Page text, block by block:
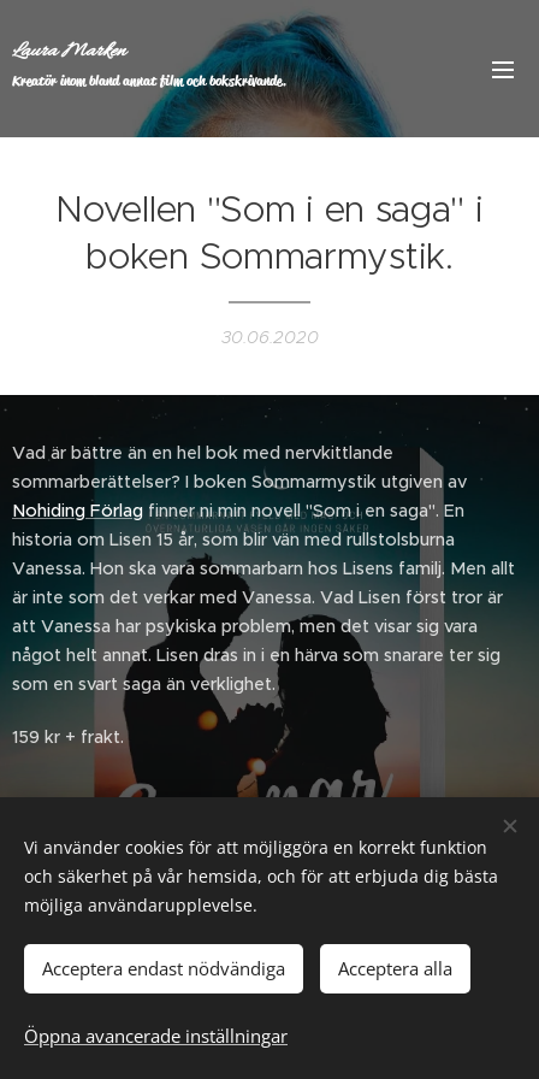
Laura Marken
Kreatör inom bland annat film och bokskrivande.
Novellen "Som i en saga" i
boken Sommarmystik.
30.06.2020
Vad är bättre än en hel bok med nervkittlande
sommarberättelser? I boken Sommarmystik utgiven av
Nohiding Förlag finner ni min novell "Som i en saga". En
historia om Lisen 15 år, som blir vän med rullstolsburna
Vanessa. Hon ska vara sommarbarn hos Lisens familj. Men allt
är inte som det verkar med Vanessa. Vad Lisen först tror är
att Vanessa har psykiska problem, men det visar sig vara
något helt annat. Lisen dras in i en härva som snarare ter sig
som en svart saga än verklighet.
159 kr + frakt.
Skapad medWebnode
Vi använder cookies för att möjliggöra en korrekt funktion
och säkerhet på vår hemsida, och för att erbjuda dig bästa
möjliga användarupplevelse.
Acceptera endast nödvändiga Acceptera alla
Öppna avancerade inställningar